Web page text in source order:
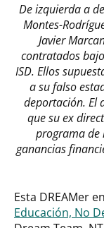
De izquierda a
Montes-
Javier
contratados
ISD. Ellos
a su falso
deportación. El
que su ex
programa de
ganancias
Esta DREAMer
Educación, No